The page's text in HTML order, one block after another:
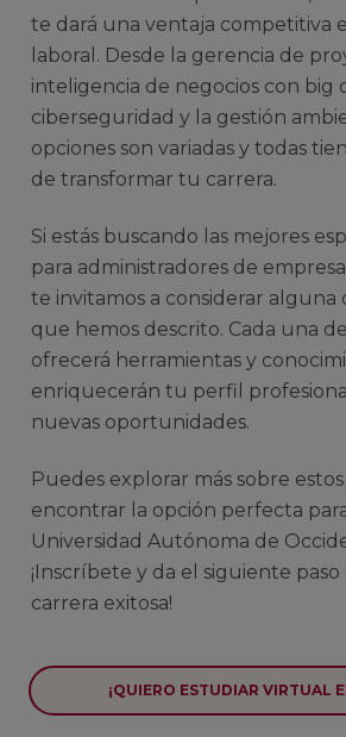
te dará una ventaja competitiva
laboral. Desde la gerencia de
inteligencia de negocios con big
ciberseguridad y la gestión
opciones son variadas y todas
de transformar tu carrera.
Si estás buscando las mejores
para administradores de
te invitamos a considerar alguna
que hemos descrito. Cada una
ofrecerá herramientas y
enriquecerán tu perfil
nuevas oportunidades.
Puedes explorar más sobre
encontrar la opción perfecta
Universidad Autónoma de
¡Inscríbete y da el siguiente
carrera exitosa!
¡QUIERO ESTUDIAR VIRTUAL